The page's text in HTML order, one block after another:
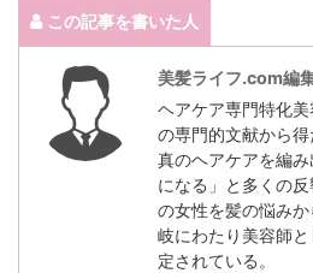
この記事を書いた人
美髪ライフ.com編
ヘアケア専門特化
の専門的文献から得
真のヘアケアを編
になる」と多くの
の女性を髪の悩み
岐にわたり美容師
定されている。